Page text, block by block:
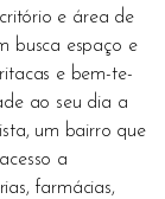
e área de
busca espaço e
e bem-te-
ao seu dia a
um bairro que
a
farmácias,